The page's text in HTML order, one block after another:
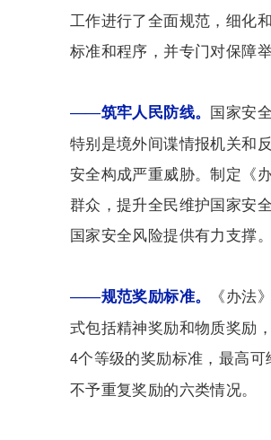
工作进行了全面规范，细化
标准和程序，并专门对保障
——筑牢人民防线。 国家安
特别是境外间谍情报机关和
安全构成严重威胁。制定《
群众，提升全民维护国家安
国家安全风险提供有力支撑。
——规范奖励标准。
《办法
式包括精神奖励和物质奖励
4个等级的奖励标准，最高可
不予重复奖励的六类情况。